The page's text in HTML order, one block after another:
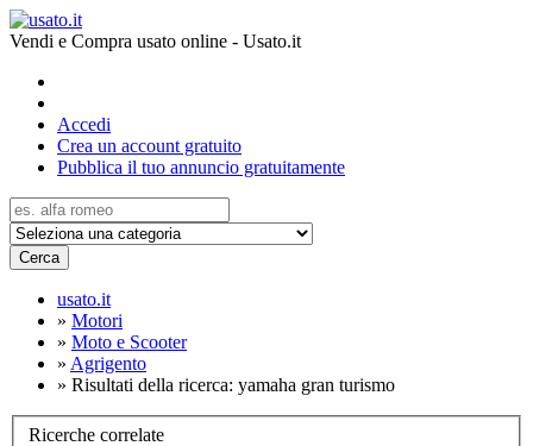
Vendi e Compra usato online - Usato.it
Accedi
Crea un account gratuito
Pubblica il tuo annuncio gratuitamente
Cerca
usato.it
» Motori
» Moto e Scooter
» Agrigento
» Risultati della ricerca: yamaha gran turismo
Ricerche correlate